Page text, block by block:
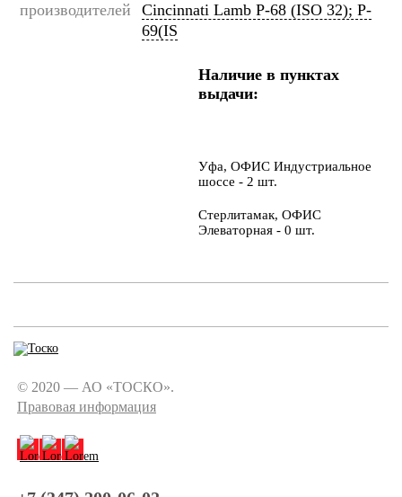
производителей
Cincinnati Lamb P-68 (ISO 32); P-
69(IS
Наличие в пунктах
выдачи:
Уфа, ОФИС Индустриальное
шоссе - 2 шт.
Стерлитамак, ОФИС
Элеваторная - 0 шт.
© 2020 — АО «ТОСКО».
Правовая информация